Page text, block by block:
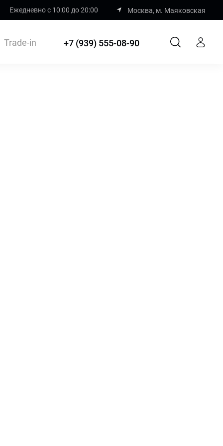
Ежедневно с 10:00 до 20:00 Москва, м. Маяковская
Trade-in +7 (939) 555-08-90